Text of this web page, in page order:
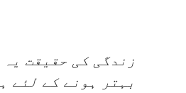
زندگی کی حقیقت یہ
بہتر ہونے کے لئے